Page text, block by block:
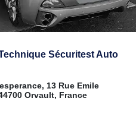
Sécuritest Auto
13 Rue Emile
Orvault, France